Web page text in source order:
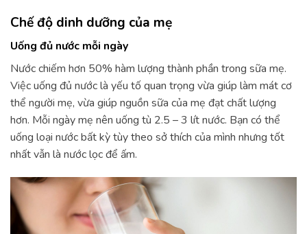
Chế độ dinh dưỡng của mẹ
Uống đủ nước mỗi ngày
Nước chiếm hơn 50% hàm lượng thành phần trong sữa mẹ.
Việc uống đủ nước là yếu tố quan trọng vừa giúp làm mát cơ
thể người mẹ, vừa giúp nguồn sữa của mẹ đạt chất lượng
hơn. Mỗi ngày mẹ nên uống tù 2.5 – 3 lít nước. Bạn có thể
uống loại nước bất kỳ tùy theo sở thích của mình nhưng tốt
nhất vẫn là nước lọc để ấm.